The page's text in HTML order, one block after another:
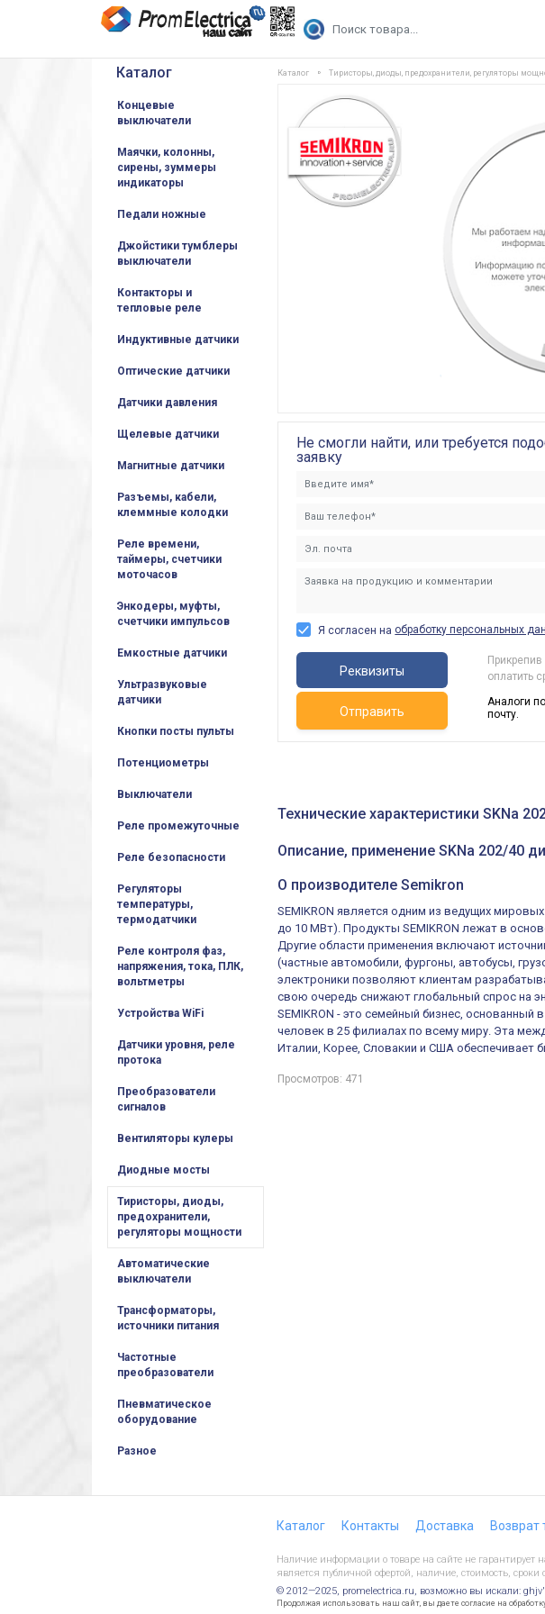
Каталог
Концевые
выключатели
Маячки, колонны,
сирены, зуммеры
индикаторы
Педали ножные
Джойстики тумблеры
выключатели
Контакторы и
тепловые реле
Индуктивные датчики
Оптические датчики
Датчики давления
Щелевые датчики
Магнитные датчики
Разъемы, кабели,
клеммные колодки
Реле времени,
таймеры, счетчики
моточасов
Энкодеры, муфты,
счетчики импульсов
Емкостные датчики
Ультразвуковые
датчики
Кнопки посты пульты
Потенциометры
Выключатели
Реле промежуточные
Реле безопасности
Регуляторы
температуры,
термодатчики
Реле контроля фаз,
напряжения, тока, ПЛК,
вольтметры
Устройства WiFi
Датчики уровня, реле
протока
Преобразователи
сигналов
Вентиляторы кулеры
Диодные мосты
Тиристоры, диоды,
предохранители,
регуляторы мощности
Автоматические
выключатели
Трансформаторы,
источники питания
Частотные
преобразователи
Пневматическое
оборудование
Разное
Каталог Тиристоры, диоды, предохранители, регуляторы
Не смогли найти, или требуется
заявку
Я согласен на обработку персональных
Реквизиты
оплатить
Отправить
Аналоги
почту.
Технические характеристики SKNa
Описание, применение SKNa 202/40
О производителе Semikron
SEMIKRON является одним из ведущих
до 10 МВт). Продукты SEMIKRON лежат в
Другие области применения включают
(частные автомобили, фургоны, автобусы,
электроники позволяют клиентам
свою очередь снижают глобальный спрос на
SEMIKRON - это семейный бизнес,
человек в 25 филиалах по всему миру. Эта
Италии, Корее, Словакии и США обеспечивает
Просмотров: 471
Каталог Контакты Доставка Возврат
Наличие информации о товаре на сайте не гарантирует
является публичной офертой, наличие, стоимость, сроки
© 2012—2025, promelectrica.ru, возможно вы искали:
Продолжая использовать наш сайт, вы даете согласие на